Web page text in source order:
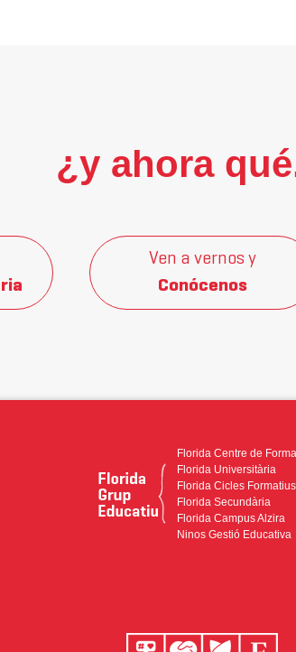
¿y ahora
Ven a vernos y
Conócenos
Florida Centre de
Florida Universitària
Florida Cicles Formatius
Florida Secundària
Florida Campus Alzira
Ninos Gestió Educativa